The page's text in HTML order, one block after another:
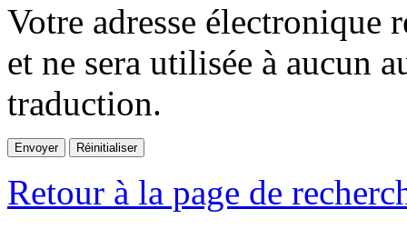
Votre adresse électronique
et ne sera utilisée à aucun
traduction.
Retour à la page de